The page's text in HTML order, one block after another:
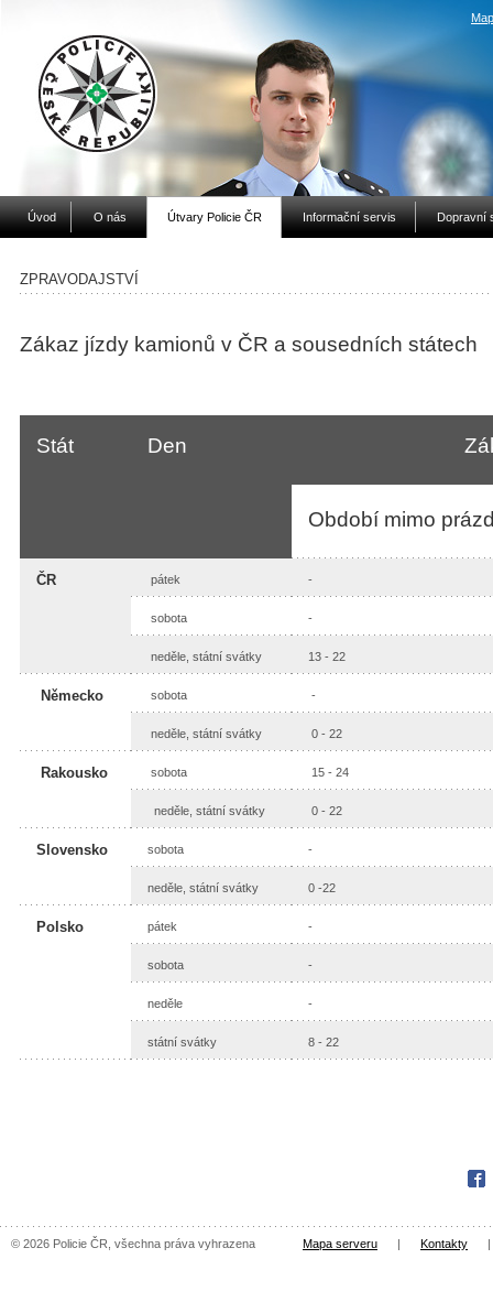
Úvod O nás Útvary Policie ČR Informační servis Dopravní
ZPRAVODAJSTVÍ
Zákaz jízdy kamionů v ČR a sousedních státech
Stát Den
Období mimo
ČR pátek -
sobota -
neděle, státní svátky 13 - 22
Německo sobota -
neděle, státní svátky 0 - 22
Rakousko sobota 15 - 24
neděle, státní svátky 0 - 22
Slovensko sobota -
neděle, státní svátky 0 -22
Polsko pátek -
sobota -
neděle -
státní svátky 8 - 22
© 2026 Policie ČR, všechna práva vyhrazena Mapa serveru | Kontakty |